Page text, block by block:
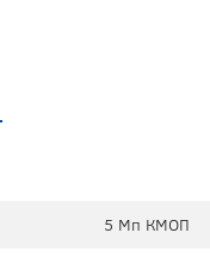
5 Мп КМОП